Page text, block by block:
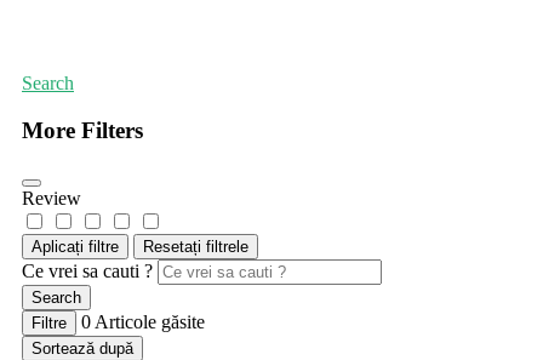
Search
More Filters
Review
Aplicați filtre Resetați filtrele
Ce vrei sa cauti ?
Search
Filtre
0 Articole găsite
Sortează după